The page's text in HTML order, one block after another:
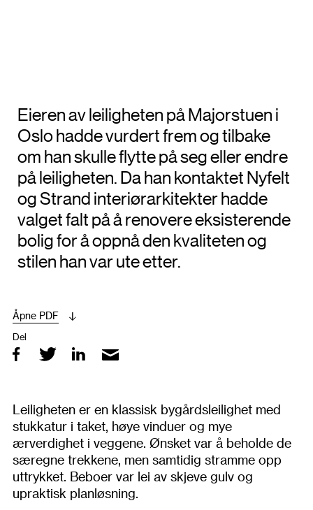
Eieren av leiligheten på Majorstuen i
Oslo hadde vurdert frem og tilbake
om han skulle flytte på seg eller endre
på leiligheten. Da han kontaktet Nyfelt
og Strand interiørarkitekter hadde
valget falt på å renovere eksisterende
bolig for å oppnå den kvaliteten og
stilen han var ute etter.
Åpne PDF
Del
Leiligheten er en klassisk bygårdsleilighet med
stukkatur i taket, høye vinduer og mye
ærverdighet i veggene. Ønsket var å beholde de
særegne trekkene, men samtidig stramme opp
uttrykket. Beboer var lei av skjeve gulv og
upraktisk planløsning.